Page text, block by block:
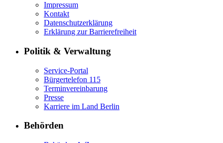
Impressum
Kontakt
Datenschutzerklärung
Erklärung zur Barrierefreiheit
Politik & Verwaltung
Service-Portal
Bürgertelefon 115
Terminvereinbarung
Presse
Karriere im Land Berlin
Behörden